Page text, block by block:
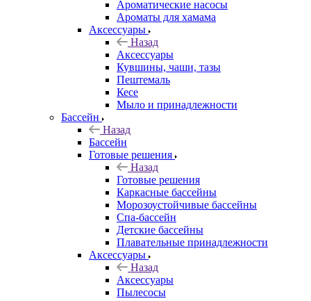
Ароматические насосы
Ароматы для хамама
Аксессуары
Назад
Аксессуары
Кувшины, чаши, тазы
Пештемаль
Кесе
Мыло и принадлежности
Бассейн
Назад
Бассейн
Готовые решения
Назад
Готовые решения
Каркасные бассейны
Морозоустойчивые бассейны
Спа-бассейн
Детские бассейны
Плавательные принадлежности
Аксессуары
Назад
Аксессуары
Пылесосы